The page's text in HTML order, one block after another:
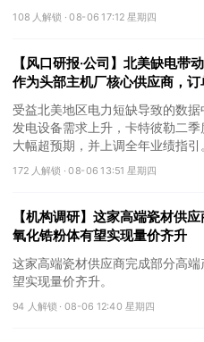
②这家公司兼具成长强确定性、
外贸易额高速增长，且还有AI应
108 人解锁 ·08-06 17:12 星期四
【风口研报·公司】北美缺电带
作为头部主机厂核心供应商，
有望抢抓算力备电新机
受益北美地区电力短缺导致的数
发电设备需求上升，卡特彼勒二
大幅超预期，并上调全年业绩指
动机主机厂，产品订单充足，并
海外泰国工厂建设顺利推进，有
172 人解锁 ·08-06 13:51 星期四
【机构调研】这家高端瓷材供
氧化锆粉体有望实现量价齐升
这家高端瓷材供应商完成部分高
望实现量价齐升。
94 人解锁 · 08-06 12:40 星期四